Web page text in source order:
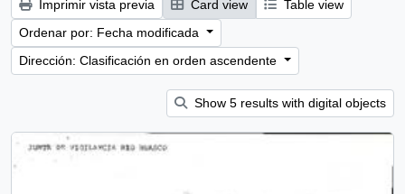
Imprimir vista previa Card view
Table view
Ordenar por: Fecha modificada
Dirección: Clasificación en orden ascendente
Show 5 results with digital objects